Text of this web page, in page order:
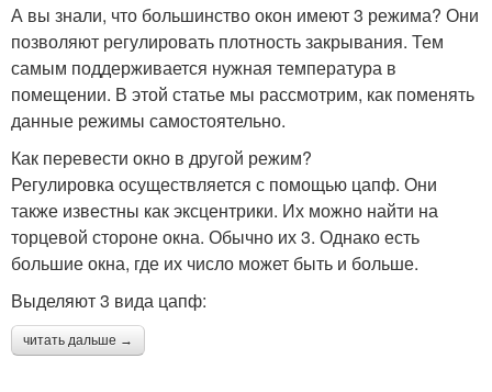
А вы знали, что большинство окон имеют 3 режима? Они
позволяют регулировать плотность закрывания. Тем
самым поддерживается нужная температура в
помещении. В этой статье мы рассмотрим, как поменять
данные режимы самостоятельно.
Как перевести окно в другой режим?
Регулировка осуществляется с помощью цапф. Они
также известны как эксцентрики. Их можно найти на
торцевой стороне окна. Обычно их 3. Однако есть
большие окна, где их число может быть и больше.
Выделяют 3 вида цапф:
читать дальше →